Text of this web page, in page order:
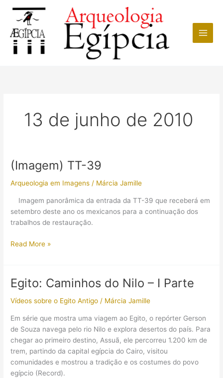
conteúdo
13 de junho de 2010
(Imagem) TT-39
Arqueologia em Imagens / Márcia Jamille
Imagem panorâmica da entrada da TT-39 que receberá em
setembro deste ano os mexicanos para a continuação dos
trabalhos de restauração.
(Imagem)
Read More »
Egito: Caminhos do Nilo – I Parte
Vídeos sobre o Egito Antigo / Márcia Jamille
Em série que mostra uma viagem ao Egito, o repórter Gerson
de Souza navega pelo rio Nilo e explora desertos do país. Para
chegar ao primeiro destino, Assuã, ele percorreu 1.200 km de
trem, partindo da capital egípcia do Cairo, visitou
comunidades e mostrou a tradição e os costumes do povo
egípcio (Record).